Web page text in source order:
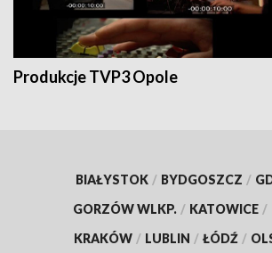
Produkcje TVP3 Opole
BIAŁYSTOK / BYDGOSZCZ /
GORZÓW WLKP. / KATOWICE /
KRAKÓW / LUBLIN / ŁÓDŹ /